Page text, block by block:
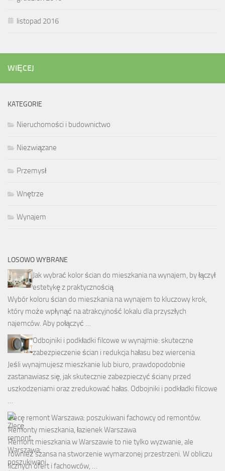
listopad 2016
WIĘCEJ
KATEGORIE
Nieruchomości i budownictwo
Niezwiązane
Przemysł
Wnętrze
Wynajem
LOSOWO WYBRANE
Jak wybrać kolor ścian do mieszkania na wynajem, by łączył
estetykę z praktycznością
Wybór koloru ścian do mieszkania na wynajem to kluczowy krok,
który może wpłynąć na atrakcyjność lokalu dla przyszłych
najemców. Aby połączyć …
Odbojniki i podkładki filcowe w wynajmie: skuteczne
zabezpieczenie ścian i redukcja hałasu bez wiercenia
Jeśli wynajmujesz mieszkanie lub biuro, prawdopodobnie
zastanawiasz się, jak skutecznie zabezpieczyć ściany przed
uszkodzeniami oraz zredukować hałas. Odbojniki i podkładki filcowe
Zlecę remont Warszawa: poszukiwani fachowcy od remontów.
Remonty mieszkania, łazienek Warszawa
Remont mieszkania w Warszawie to nie tylko wyzwanie, ale
również szansa na stworzenie wymarzonej przestrzeni. W obliczu
licznych ofert i fachowców, …